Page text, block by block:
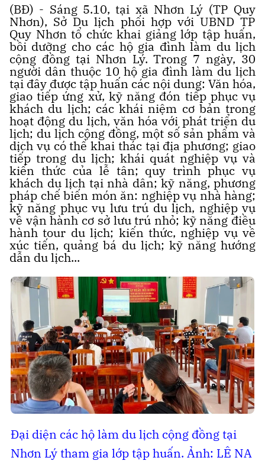
(BĐ) - Sáng 5.10, tại xã Nhơn Lý (TP Quy
Nhơn), Sở Du lịch phối hợp với UBND TP
Quy Nhơn tổ chức khai giảng lớp tập huấn,
bồi dưỡng cho các hộ gia đình làm du lịch
cộng đồng tại Nhơn Lý. Trong 7 ngày, 30
người dân thuộc 10 hộ gia đình làm du lịch
tại đây được tập huấn các nội dung: Văn hóa,
giao tiếp ứng xử, kỹ năng đón tiếp phục vụ
khách du lịch; các khái niệm cơ bản trong
hoạt động du lịch, văn hóa với phát triển du
lịch; du lịch cộng đồng, một số sản phẩm và
dịch vụ có thể khai thác tại địa phương; giao
tiếp trong du lịch; khái quát nghiệp vụ và
kiến thức của lễ tân; quy trình phục vụ
khách du lịch tại nhà dân; kỹ năng, phương
pháp chế biến món ăn: nghiệp vụ nhà hàng;
kỹ năng phục vụ lưu trú du lịch, nghiệp vụ
về vận hành cơ sở lưu trú nhỏ; kỹ năng điều
hành tour du lịch; kiến thức, nghiệp vụ về
xúc tiến, quảng bá du lịch; kỹ năng hướng
dẫn du lịch...
Đại diện các hộ làm du lịch cộng đồng tại
Nhơn Lý tham gia lớp tập huấn. Ảnh: LÊ NA